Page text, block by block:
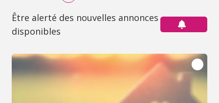
Être alerté des nouvelles annonces
disponibles